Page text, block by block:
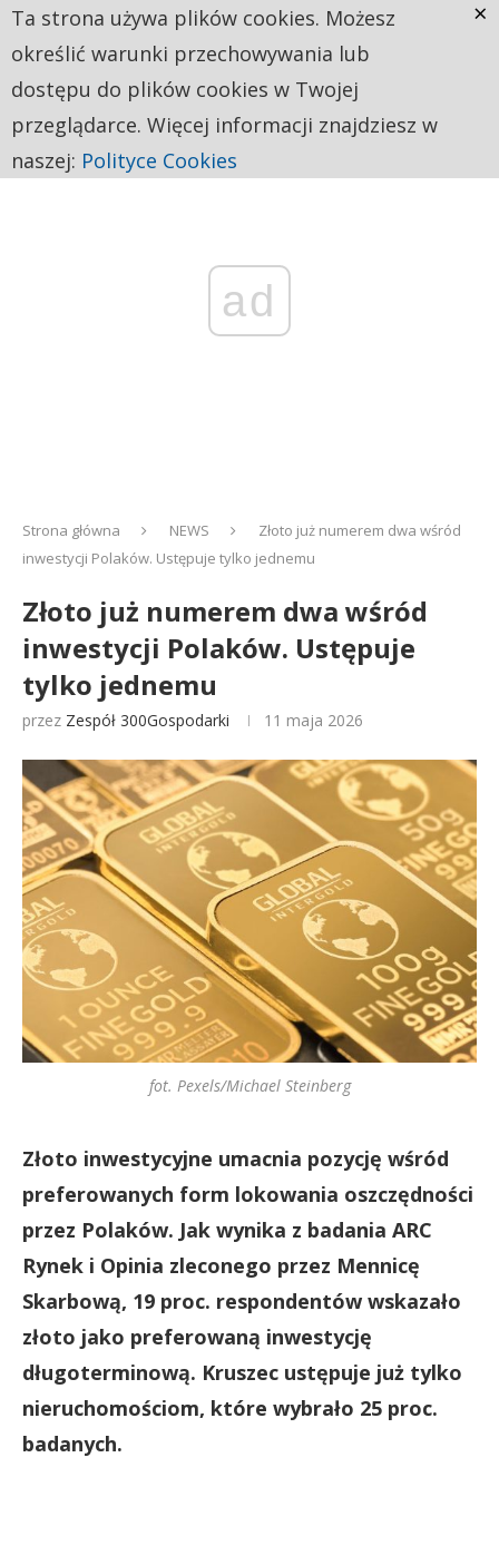
ad
Strona główna NEWS
Złoto już numerem dwa wśród
inwestycji Polaków. Ustępuje tylko jednemu
Złoto już numerem dwa wśród
inwestycji Polaków. Ustępuje
tylko jednemu
przez Zespół 300Gospodarki 11 maja 2026
fot. Pexels/Michael Steinberg
Złoto inwestycyjne umacnia pozycję wśród
preferowanych form lokowania oszczędności
przez Polaków. Jak wynika z badania ARC
Rynek i Opinia zleconego przez Mennicę
Skarbową, 19 proc. respondentów wskazało
złoto jako preferowaną inwestycję
długoterminową. Kruszec ustępuje już tylko
nieruchomościom, które wybrało 25 proc.
badanych.
Ta strona używa plików cookies. Możesz
określić warunki przechowywania lub
dostępu do plików cookies w Twojej
przeglądarce. Więcej informacji znajdziesz w
naszej: Polityce Cookies
×